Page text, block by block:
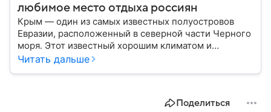
любимое место отдыха россиян
Крым — один из самых известных полуостровов
Евразии, расположенный в северной части Черного
моря. Этот известный хорошим климатом и
красивой природой регион имеет также огромное
положение сделало полуостров ключевой точкой
Читать дальше
Поделиться